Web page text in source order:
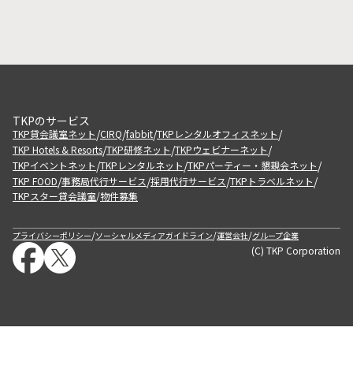
TKPのサービス
TKP貸会議室ネット/CIRQ/fabbit/TKPレンタルオフィスネット/
TKP Hotels & Resorts/TKP研修ネット/TKPウェビナーネット/
TKPイベントネット/TKPレンタルネット/TKPパーティー・懇親会ネット/
TKP FOOD/事務局代行サービス/採用代行サービス/TKPトラベルネット/
TKPスター貸会議室/物件募集
プライバシーポリシー/ソーシャルメディアガイドライン/運営会社/グループ企業
(C) TKP Corporation